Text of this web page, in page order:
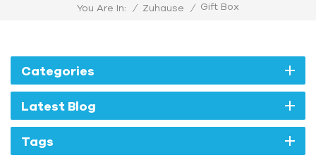
You Are In: / Zuhause / Gift Box
Categories
Latest Blog
Tags